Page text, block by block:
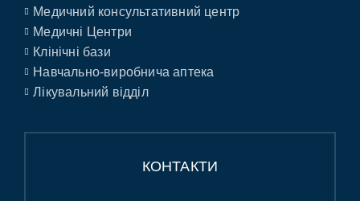
Медичний консультативний центр
Медичні Центри
Клінічні бази
Навчально-виробнича аптека
Лікувальний відділ
КОНТАКТИ